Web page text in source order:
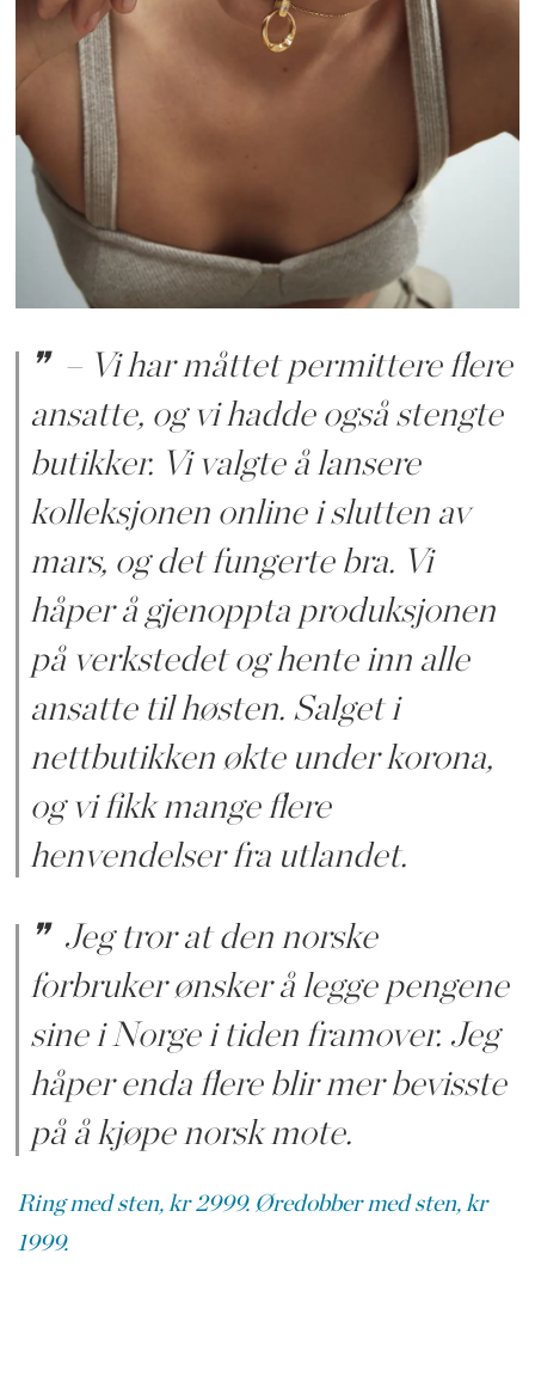
– Vi har måttet permittere flere
ansatte, og vi hadde også stengte
butikker. Vi valgte å lansere
kolleksjonen online i slutten av
mars, og det fungerte bra. Vi
håper å gjenoppta produksjonen
på verkstedet og hente inn alle
ansatte til høsten. Salget i
nettbutikken økte under korona,
og vi fikk mange flere
henvendelser fra utlandet.
Jeg tror at den norske
forbruker ønsker å legge pengene
sine i Norge i tiden framover. Jeg
håper enda flere blir mer bevisste
på å kjøpe norsk mote.
Ring med sten, kr 2999. Øredobber med sten, kr
1999.